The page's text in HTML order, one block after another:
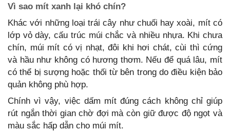
Vì sao mít xanh lại khó chín?
Khác với những loại trái cây như chuối hay xoài, mít có
lớp vỏ dày, cấu trúc múi chắc và nhiều nhựa. Khi chưa
chín, múi mít có vị nhạt, đôi khi hơi chát, cùi thì cứng
và hầu như không có hương thơm. Nếu để quá lâu, mít
có thể bị sượng hoặc thối từ bên trong do điều kiện bảo
quản không phù hợp.
Chính vì vậy, việc dấm mít đúng cách không chỉ giúp
rút ngắn thời gian chờ đợi mà còn giữ được độ ngọt và
màu sắc hấp dẫn cho múi mít.